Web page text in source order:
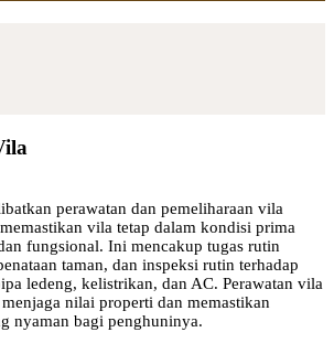
perawatan dan pemeliharaan vila
vila tetap dalam kondisi prima
fungsional. Ini mencakup tugas rutin
taman, dan inspeksi rutin terhadap
ledeng, kelistrikan, dan AC. Perawatan vila
nilai properti dan memastikan
nyaman bagi penghuninya.